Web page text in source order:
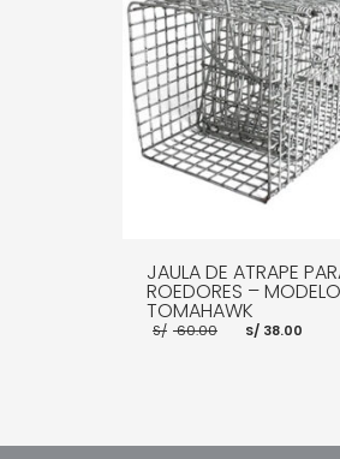
JAULA DE ATRAPE
ROEDORES – MODELO
TOMAHAWK
S/ 60.00 El
precio
S/ 38.00